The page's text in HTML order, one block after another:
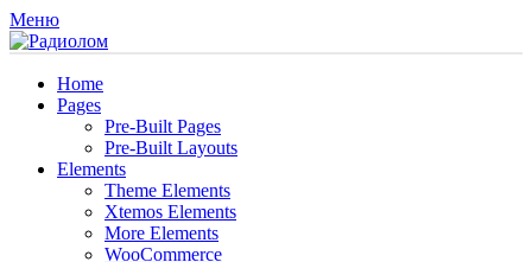
Меню
Home
Pages
Pre-Built Pages
Pre-Built Layouts
Elements
Theme Elements
Xtemos Elements
More Elements
WooCommerce